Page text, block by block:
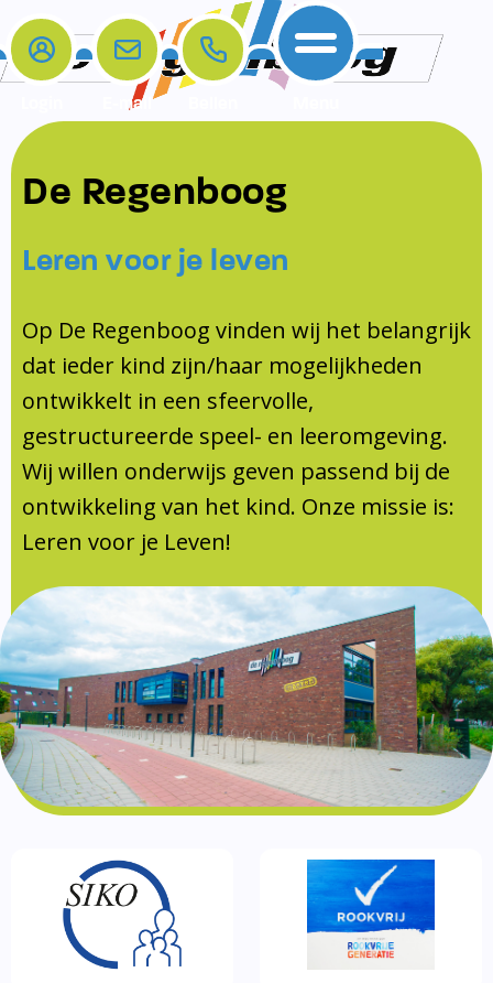
Home
De school
Opleiding en Stage
KomKids
Schoolvakanties
Ouderraad
Medezeggenschapsraad
Documentatie
Formulieren
SIKO
Ouders
Ouders
Contact
Contact
Contact
Samenwerkingen
Samenwerkingen
Schoollogopedist
E-mail
De Regenboog
Leren voor je leven
Op De Regenboog vinden wij het belangrijk
dat ieder kind zijn/haar mogelijkheden
ontwikkelt in een sfeervolle,
gestructureerde speel- en leeromgeving.
Wij willen onderwijs geven passend bij de
ontwikkeling van het kind. Onze missie is:
Leren voor je Leven!